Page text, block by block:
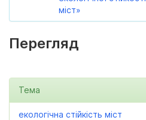
міст»
Перегляд
Тема
екологічна стійкість міст